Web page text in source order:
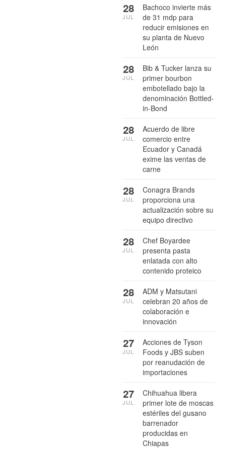
Bachoco invierte más
de 31 mdp para
reducir emisiones en
su planta de Nuevo
León
28
JUL
Bib & Tucker lanza su
primer bourbon
embotellado bajo la
denominación Bottled-
in-Bond
28
JUL
Acuerdo de libre
comercio entre
Ecuador y Canadá
exime las ventas de
carne
28
JUL
Conagra Brands
proporciona una
actualización sobre su
equipo directivo
28
JUL
Chef Boyardee
presenta pasta
enlatada con alto
contenido proteico
28
JUL
ADM y Matsutani
celebran 20 años de
colaboración e
innovación
28
JUL
Acciones de Tyson
Foods y JBS suben
por reanudación de
importaciones
27
JUL
Chihuahua libera
primer lote de moscas
estériles del gusano
barrenador
producidas en
Chiapas
27
JUL